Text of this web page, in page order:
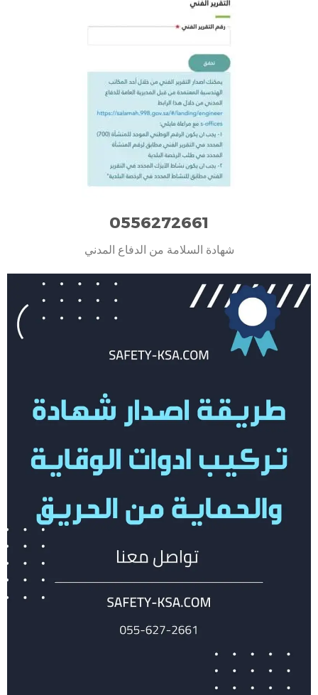
0556272661
شهادة السلامة من الدفاع المدني